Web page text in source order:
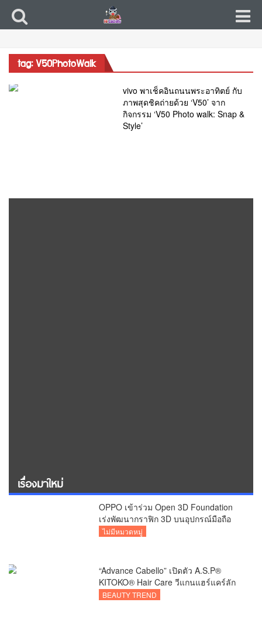
tag: V50PhotoWalk
vivo พาเช็คอินถนนพระอาทิตย์ กับ
ภาพสุดชิคถ่ายด้วย ‘V50’ จาก
กิจกรรม ‘V50 Photo walk: Snap &
Style’
เรื่องมาใหม่
OPPO เข้าร่วม Open 3D Foundation
เร่งพัฒนากราฟิก 3D บนอุปกรณ์มือถือ
ไม่มีหมวดหมู่
“Advance Cabello” เปิดตัว A.S.P®
KITOKO® Hair Care วีแกนแฮร์แคร์ลัก
ชัวรีจากอังกฤษ ยกระดับการดูแลเส้นผม
BEAUTY TREND